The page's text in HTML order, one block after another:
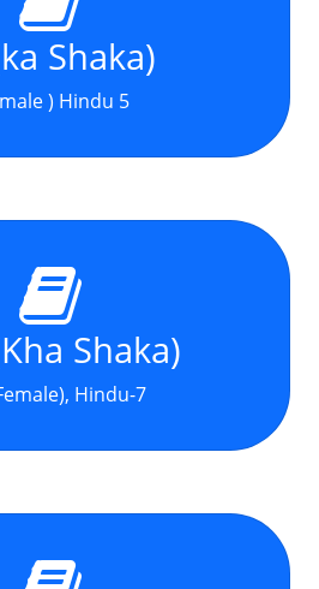
Shaka)
) Hindu 5
Shaka)
Hindu-7